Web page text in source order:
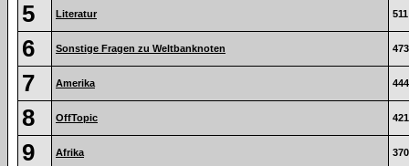
5 Literatur 511
6 Sonstige Fragen zu Weltbanknoten 473
7 Amerika 444
8 OffTopic 421
9 Afrika 370